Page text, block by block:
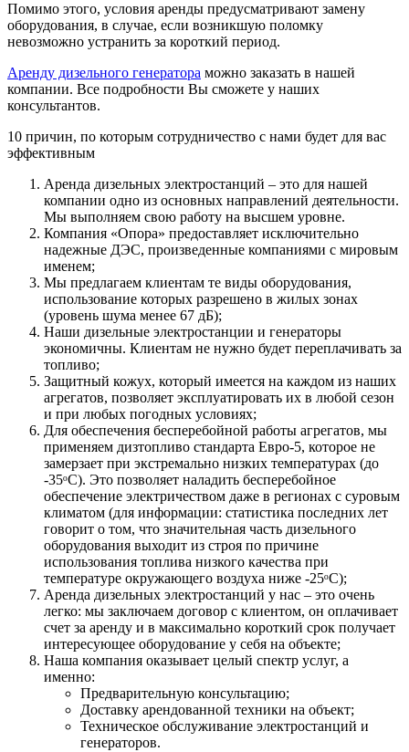
Помимо этого, условия аренды предусматривают замену
оборудования, в случае, если возникшую поломку
невозможно устранить за короткий период.
Аренду дизельного генератора можно заказать в нашей
компании. Все подробности Вы сможете у наших
консультантов.
10 причин, по которым сотрудничество с нами будет для вас
эффективным
Аренда дизельных электростанций – это для нашей
компании одно из основных направлений деятельности.
Мы выполняем свою работу на высшем уровне.
Компания «Опора» предоставляет исключительно
надежные ДЭС, произведенные компаниями с мировым
именем;
Мы предлагаем клиентам те виды оборудования,
использование которых разрешено в жилых зонах
(уровень шума менее 67 дБ);
Наши дизельные электростанции и генераторы
экономичны. Клиентам не нужно будет переплачивать за
топливо;
Защитный кожух, который имеется на каждом из наших
агрегатов, позволяет эксплуатировать их в любой сезон
и при любых погодных условиях;
Для обеспечения бесперебойной работы агрегатов, мы
применяем дизтопливо стандарта Евро-5, которое не
замерзает при экстремально низких температурах (до
-35ᵒС). Это позволяет наладить бесперебойное
обеспечение электричеством даже в регионах с суровым
климатом (для информации: статистика последних лет
говорит о том, что значительная часть дизельного
оборудования выходит из строя по причине
использования топлива низкого качества при
температуре окружающего воздуха ниже -25ᵒС);
Аренда дизельных электростанций у нас – это очень
легко: мы заключаем договор с клиентом, он оплачивает
счет за аренду и в максимально короткий срок получает
интересующее оборудование у себя на объекте;
Наша компания оказывает целый спектр услуг, а
именно:
Предварительную консультацию;
Доставку арендованной техники на объект;
Техническое обслуживание электростанций и
генераторов.